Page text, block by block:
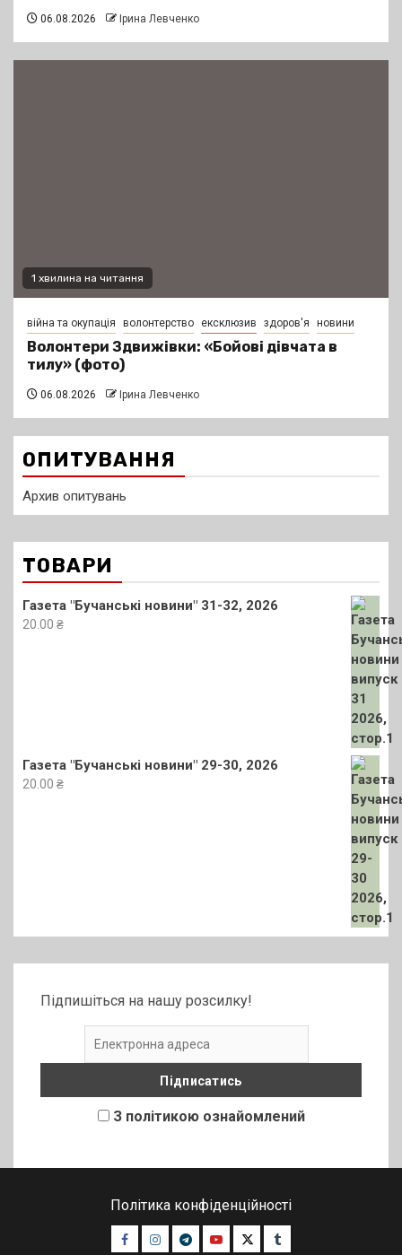
06.08.2026 Ірина Левченко
1 хвилина на читання
війна та окупація волонтерство ексклюзив здоров'я новини
Волонтери Здвижівки: «Бойові дівчата в
тилу» (фото)
06.08.2026 Ірина Левченко
ОПИТУВАННЯ
Архив опитувань
ТОВАРИ
Газета "Бучанські новини" 31-32, 2026
20.00 ₴
Газета "Бучанські новини" 29-30, 2026
20.00 ₴
Підпишіться на нашу розсилку!
З політикою ознайомлений
Політика конфіденційності
Facebook
Instagram
TelegramYoutubeTwitterTumblr